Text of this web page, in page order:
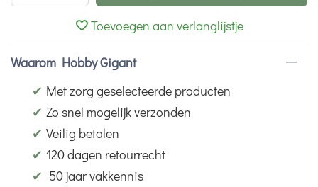
Toevoegen aan verlanglijstje
Waarom Hobby Gigant
✔ Met zorg geselecteerde producten
✔ Zo snel mogelijk verzonden
✔ Veilig betalen
✔ 120 dagen retourrecht
✔ 50 jaar vakkennis